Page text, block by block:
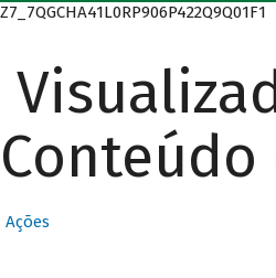
Z7_7QGCHA41L0RP906P422Q9Q01F1
Conteúdo
Ações